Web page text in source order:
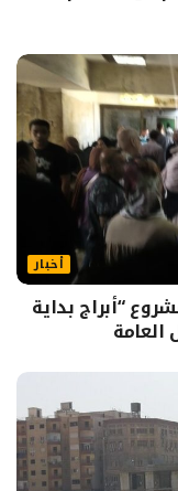
أخبار
“أبراج بداية
العامة